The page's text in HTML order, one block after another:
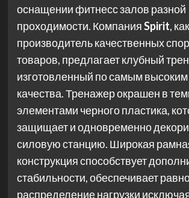
оснащении фитнесс залов разной
проходимости. КомпанияSpirit,
производитель качественных
товаров, предлагает клубный
изготовленный по самым
качества. Тренажер окрашен в
элементами черного пластика,
защищает и одновременно
силовую станцию. Широкая
конструкция способствует
стабильности, обеспечивает
распределение нагрузки